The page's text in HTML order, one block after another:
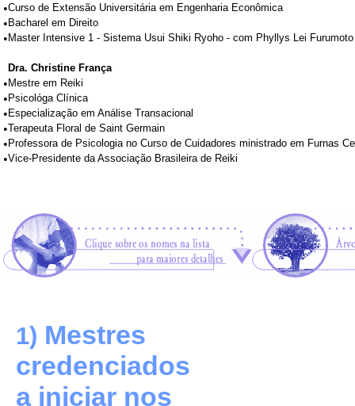
•Curso de Extensão Universitária em Engenharia Econômica
• Bacharel em Direito
• Master Intensive 1 - Sistema Usui Shiki Ryoho - com Phyllys Lei
Dra. Christine França
• Mestre em Reiki
• Psicológa Clínica
• Especialização em Análise Transacional
•Terapeuta Floral de Saint Germain
• Professora de Psicologia no Curso de Cuidadores ministrado em Furnas
•Vice-Presidente da Associação Brasileira de Reiki
1) Mestres
credenciados
a iniciar nos